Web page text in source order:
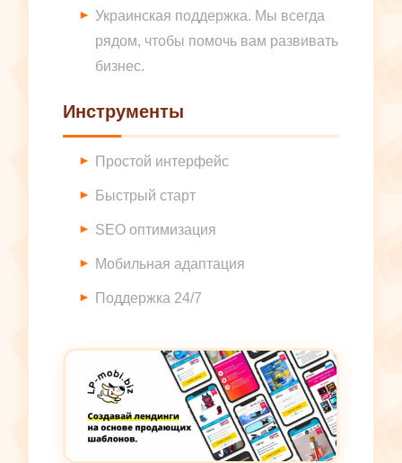
Украинская поддержка. Мы всегда
рядом, чтобы помочь вам развивать
бизнес.
Инструменты
Простой интерфейс
Быстрый старт
SEO оптимизация
Мобильная адаптация
Поддержка 24/7